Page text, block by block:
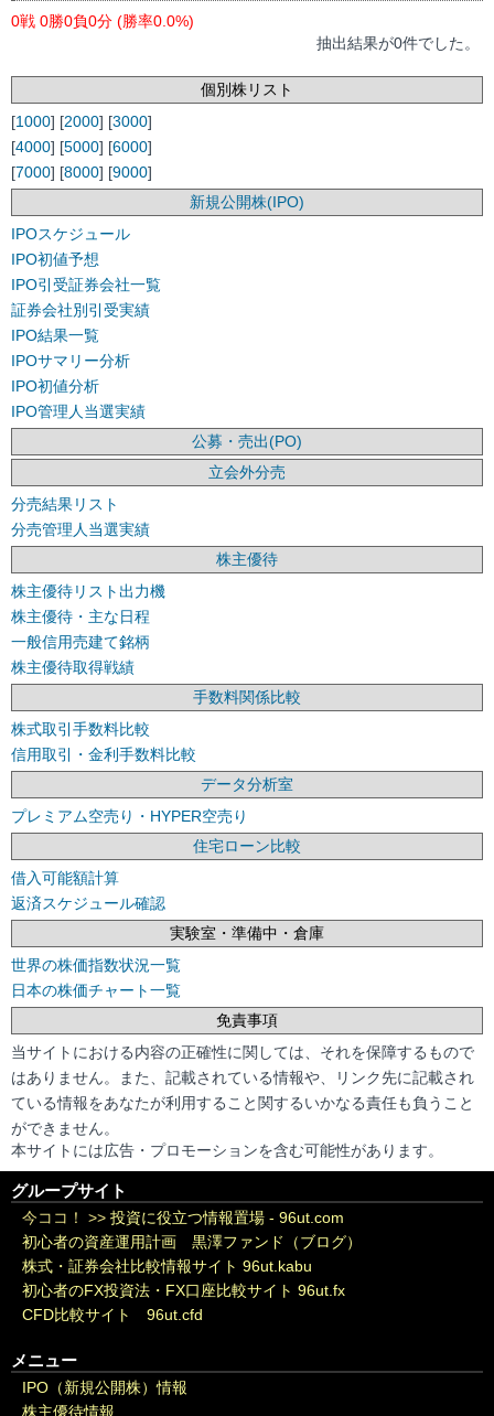
0戦 0勝0負0分 (勝率0.0%)
抽出結果が0件でした。
個別株リスト
[1000] [2000] [3000]
[4000] [5000] [6000]
[7000] [8000] [9000]
新規公開株(IPO)
IPOスケジュール
IPO初値予想
IPO引受証券会社一覧
証券会社別引受実績
IPO結果一覧
IPOサマリー分析
IPO初値分析
IPO管理人当選実績
公募・売出(PO)
立会外分売
分売結果リスト
分売管理人当選実績
株主優待
株主優待リスト出力機
株主優待・主な日程
一般信用売建て銘柄
株主優待取得戦績
手数料関係比較
株式取引手数料比較
信用取引・金利手数料比較
データ分析室
プレミアム空売り・HYPER空売り
住宅ローン比較
借入可能額計算
返済スケジュール確認
実験室・準備中・倉庫
世界の株価指数状況一覧
日本の株価チャート一覧
免責事項
当サイトにおける内容の正確性に関しては、それを保障するもので
はありません。また、記載されている情報や、リンク先に記載され
ている情報をあなたが利用すること関するいかなる責任も負うこと
ができません。
本サイトには広告・プロモーションを含む可能性があります。
グループサイト
今ココ！ >> 投資に役立つ情報置場 - 96ut.com
初心者の資産運用計画 黒澤ファンド（ブログ）
株式・証券会社比較情報サイト 96ut.kabu
初心者のFX投資法・FX口座比較サイト 96ut.fx
CFD比較サイト 96ut.cfd
メニュー
IPO（新規公開株）情報
株主優待情報